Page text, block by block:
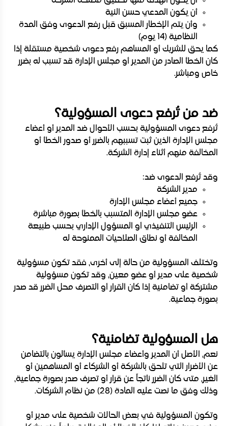
أن يكون المدعي حسن النية
وأن يتم الإخطار المسبق قبل رفع الدعوى وفق المدة
النظامية (14 يوم)
كما يحق للشريك أو المساهم رفع دعوى شخصية مستقلة إذا
كان الخطأ الصادر من المدير أو مجلس الإدارة قد تسبب له بضرر
خاص ومباشر.
ضد من تُرفع دعوى المسؤولية؟
تُرفع دعوى المسؤولية بحسب الأحوال ضد المدير أو أعضاء
مجلس الإدارة الذين ثبت تسببهم بالضرر أو صدور الخطأ أو
المخالفة منهم أثناء إدارة الشركة.
وقد تُرفع الدعوى ضد:
مدير الشركة
جميع أعضاء مجلس الإدارة
عضو مجلس الإدارة المتسبب بالخطأ بصورة مباشرة
الرئيس التنفيذي أو المسؤول الإداري بحسب طبيعة
المخالفة أو نطاق الصلاحيات الممنوحة له
وتختلف المسؤولية من حالة إلى أخرى، فقد تكون مسؤولية
شخصية على مدير أو عضو معين، وقد تكون مسؤولية
مشتركة أو تضامنية إذا كان القرار أو التصرف محل الضرر قد صدر
بصورة جماعية.
هل المسؤولية تضامنية؟
نعم، الأصل أن المدير وأعضاء مجلس الإدارة يسألون بالتضامن
عن الأضرار التي تلحق بالشركة أو الشركاء أو المساهمين أو
الغير، متى كان الضرر ناتجاً عن قرار أو تصرف صدر بصورة جماعية،
وذلك وفق ما نصت عليه المادة (28) من نظام الشركات.
وتكون المسؤولية في بعض الحالات شخصية على مدير أو